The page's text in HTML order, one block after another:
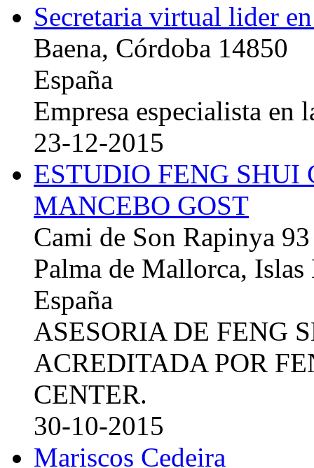
Secretaria virtual lider
Baena, Córdoba 14850
España
Empresa especialista en
23-12-2015
ESTUDIO FENG
MANCEBO GOST
Cami de Son Rapinya 93
Palma de Mallorca, Islas
España
ASESORIA DE FENG
ACREDITADA POR
CENTER.
30-10-2015
Mariscos Cedeira